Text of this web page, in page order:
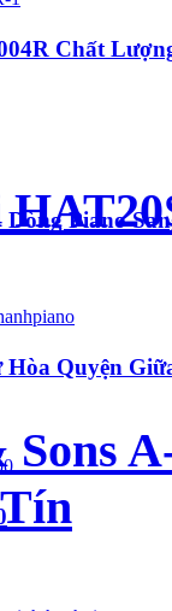
Chất
Dòng Piano
Hòa Quyện
Sons